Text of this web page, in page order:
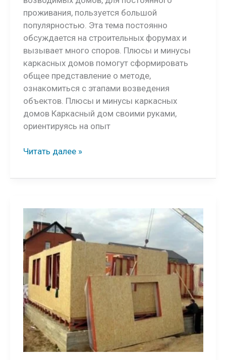
проживания, пользуется большой
популярностью. Эта тема постоянно
обсуждается на строительных форумах и
вызывает много споров. Плюсы и минусы
каркасных домов помогут сформировать
общее представление о методе,
ознакомиться с этапами возведения
объектов. Плюсы и минусы каркасных
домов Каркасный дом своими руками,
ориентируясь на опыт
Каркасный
своими
Читать далее »